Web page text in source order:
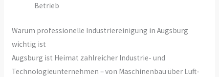
Betrieb
Warum professionelle Industriereinigung in Augsburg
wichtig ist
Augsburg ist Heimat zahlreicher Industrie- und
Technologieunternehmen – von Maschinenbau über Luft-